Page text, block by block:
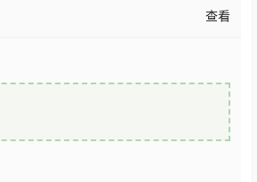
查看